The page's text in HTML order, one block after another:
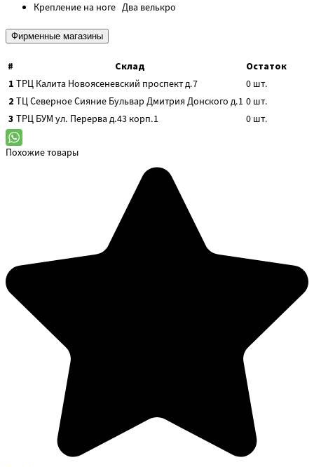
Крепление на ноге Два велькро
Фирменные магазины
# Склад
Остаток
1 ТРЦ Калита Новоясеневский проспект д.7 0 шт.
2 ТЦ Северное Сияние Бульвар Дмитрия Донского д.1 0 шт.
3 ТРЦ БУМ ул. Перерва д.43 корп.1 0 шт.
Похожие товары